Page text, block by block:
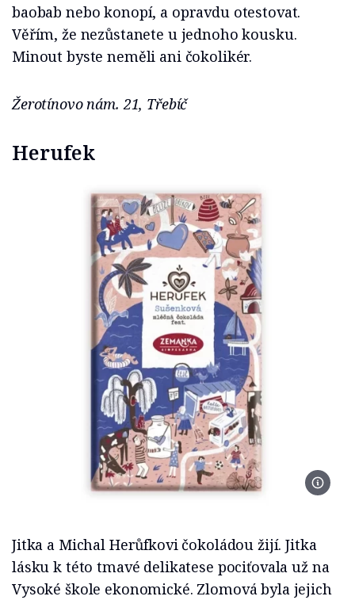
baobab nebo konopí, a opravdu otestovat.
Věřím, že nezůstanete u jednoho kousku.
Minout byste neměli ani čokolikér.
Žerotínovo nám. 21, Třebíč
Herufek
Foto
Jitka a Michal Herůfkovi čokoládou žijí. Jitka
lásku k této tmavé delikatese pociťovala už na
Vysoké škole ekonomické. Zlomová byla jejich